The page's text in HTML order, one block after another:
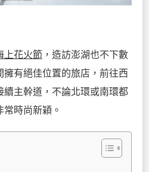
上花火節 ，造訪澎湖也不下數
有絕佳位置的旅店，前往西
續主幹道，不論北環或南環都
時尚新穎。